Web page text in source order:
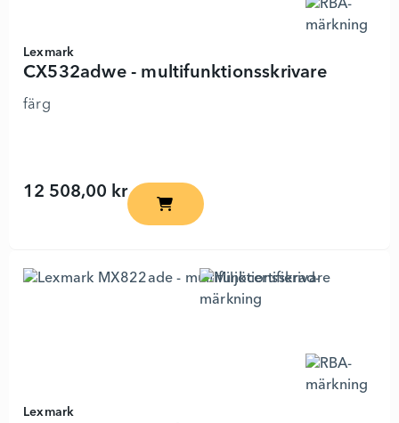
Lexmark
CX532adwe - multifunktionsskrivare
färg
12 508,00 krCX532adwe - multifunktionsskrivare -
Lexmark